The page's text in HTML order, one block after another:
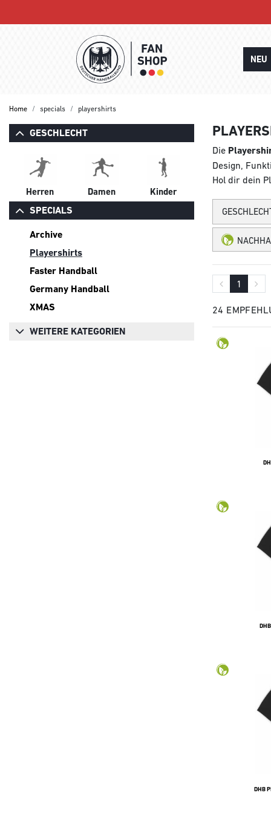
NEU
Home specials playershirts
GESCHLECHT
Herren Damen Kinder
SPECIALS
Archive
Playershirts
Faster Handball
Germany Handball
XMAS
WEITERE KATEGORIEN
Die
Design,
Hol dir dein
1
24
DHB